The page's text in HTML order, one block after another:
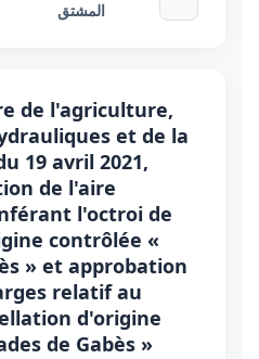
المشتق
de l'agriculture,
et de la
19 avril 2021,
de l'aire
l'octroi de
contrôlée «
» et approbation
relatif au
d'origine
de Gabès »